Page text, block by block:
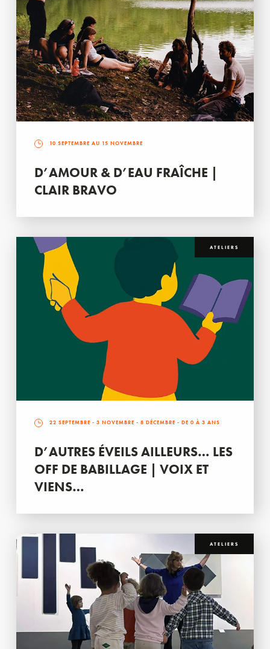
10 SEPTEMBRE AU 15 NOVEMBRE
D’AMOUR & D’EAU FRAÎCHE |
CLAIR BRAVO
ATELIERS
22 SEPTEMBRE - 3 NOVEMBRE - 8 DÉCEMBRE - DE 0 À 3 ANS
D’AUTRES ÉVEILS AILLEURS… LES
OFF DE BABILLAGE | VOIX ET
VIENS…
ATELIERS